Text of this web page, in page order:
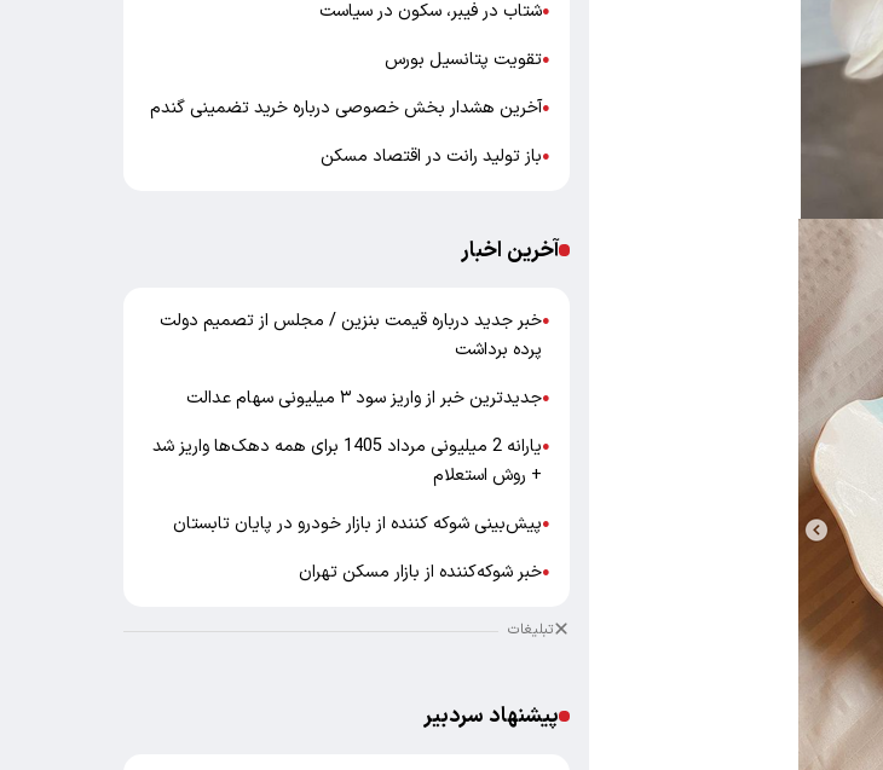
●شتاب در فیبر، سکون در سیاست
●تقویت پتانسیل بورس
●آخرین هشدار بخش خصوصی درباره خرید تضمینی گندم
●باز تولید رانت در اقتصاد مسکن
آخرین اخبار
●خبر جدید درباره قیمت بنزین / مجلس از تصمیم دولت
پرده برداشت
●جدیدترین خبر از واریز سود ۳ میلیونی سهام عدالت
●
یارانه 2 میلیونی مرداد 1405 برای همه دهک‌ها واریز شد
+ روش استعلام
●پیش‌بینی شوکه کننده از بازار خودرو در پایان تابستان
●خبر شوکه‌کننده از بازار مسکن تهران
تبلیغات
پیشنهاد سردبیر